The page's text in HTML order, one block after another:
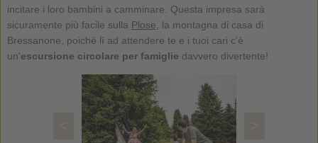
incitare i loro bambini a camminare. Questa impresa sarà
sicuramente più facile sulla Plose , la montagna di casa di
Bressanone, poiché lì ad attendere te e i tuoi cari c'è
un'escursione circolare per famiglie davvero divertente!